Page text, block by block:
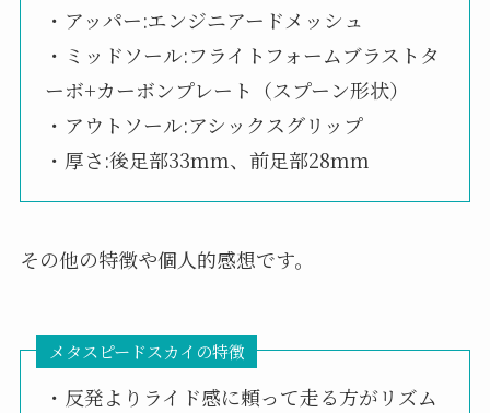
・アッパー:エンジニアードメッシュ
・ミッドソール:フライトフォームブラストタ
ーボ+カーボンプレート（スプーン形状）
・アウトソール:アシックスグリップ
・厚さ:後足部33mm、前足部28mm
その他の特徴や個人的感想です。
メタスピードスカイの特徴
・反発よりライド感に頼って走る方がリズム